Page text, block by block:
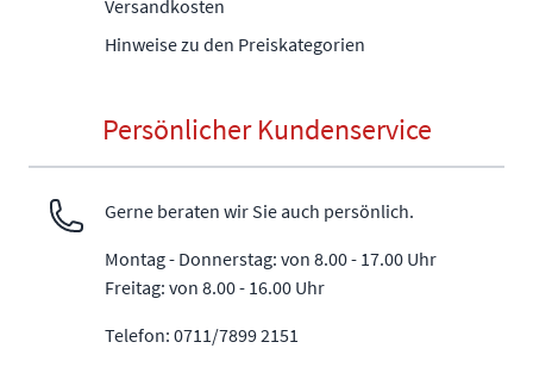
Versandkosten
Hinweise zu den Preiskategorien
Persönlicher Kundenservice
Gerne beraten wir Sie auch persönlich.
Montag - Donnerstag: von 8.00 - 17.00 Uhr
Freitag: von 8.00 - 16.00 Uhr
Telefon: 0711/7899 2151